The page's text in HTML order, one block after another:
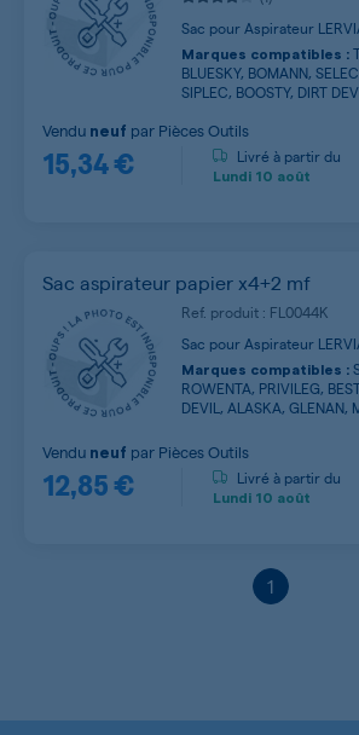
Sac pour Aspirateur
Marques compatibles :
BLUESKY, BOMANN,
SIPLEC, BOOSTY, DIRT
15,34 €
Vendu neuf par Pièces Outils
Livré à partir du
Lundi 10 août
Sac aspirateur papier x4+2 mf
Ref. produit : FL0044K
Sac pour Aspirateur
Marques compatibles :
ROWENTA, PRIVILEG,
DEVIL, ALASKA, GLENAN,
12,85 €
Vendu neuf par Pièces Outils
Livré à partir du
Lundi 10 août
1